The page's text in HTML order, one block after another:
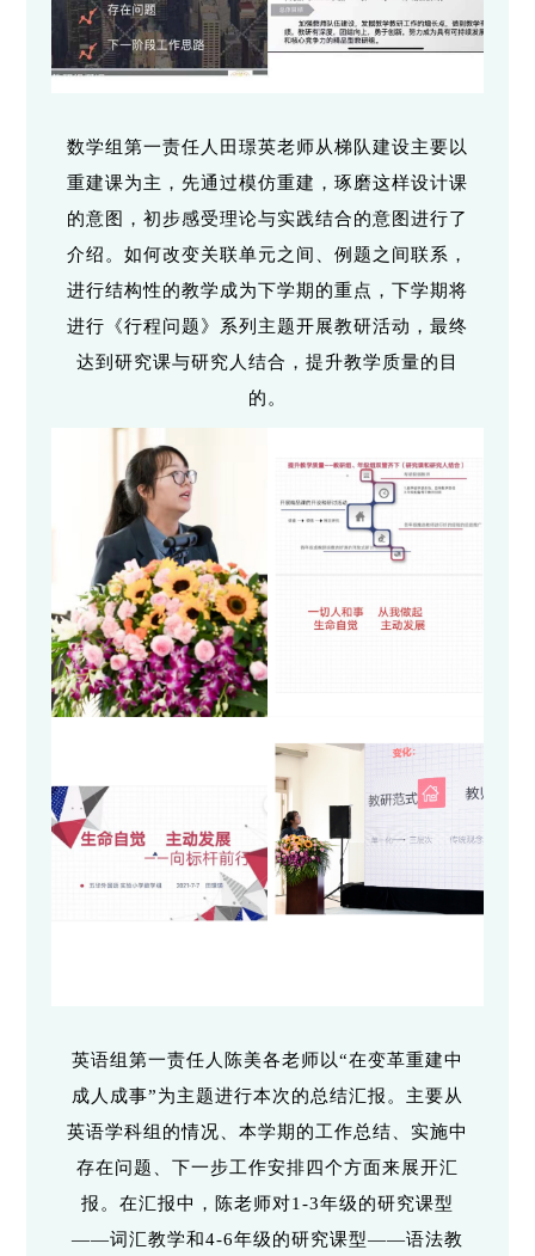
数学组第一责任人田璟英老师从梯队建设主要以
重建课为主，先通过模仿重建，琢磨这样设计课
的意图，初步感受理论与实践结合的意图进行了
介绍。如何改变关联单元之间、例题之间联系，
进行结构性的教学成为下学期的重点，下学期将
进行《行程问题》系列主题开展教研活动，最终
达到研究课与研究人结合，提升教学质量的目
的。
英语组第一责任人陈美各老师以“在变革重建中
成人成事”为主题进行本次的总结汇报。主要从
英语学科组的情况、本学期的工作总结、实施中
存在问题、下一步工作安排四个方面来展开汇
报。在汇报中，陈老师对1-3年级的研究课型
——词汇教学和4-6年级的研究课型——语法教